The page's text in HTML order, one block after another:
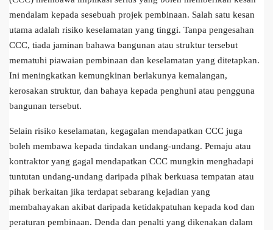
mendalam kepada sesebuah projek pembinaan. Salah satu kesan
utama adalah risiko keselamatan yang tinggi. Tanpa pengesahan
CCC, tiada jaminan bahawa bangunan atau struktur tersebut
mematuhi piawaian pembinaan dan keselamatan yang ditetapkan.
Ini meningkatkan kemungkinan berlakunya kemalangan,
kerosakan struktur, dan bahaya kepada penghuni atau pengguna
bangunan tersebut.
Selain risiko keselamatan, kegagalan mendapatkan CCC juga
boleh membawa kepada tindakan undang-undang. Pemaju atau
kontraktor yang gagal mendapatkan CCC mungkin menghadapi
tuntutan undang-undang daripada pihak berkuasa tempatan atau
pihak berkaitan jika terdapat sebarang kejadian yang
membahayakan akibat daripada ketidakpatuhan kepada kod dan
peraturan pembinaan. Denda dan penalti yang dikenakan dalam